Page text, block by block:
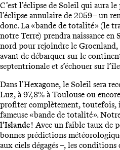
C’est l’éclipse de Soleil qui aura
l’éclipse annulaire de 2059 – un
donc. La « bande de totalité » (le
notre Terre) prendra naissance
nord pour rejoindre le Groenland,
avant de débarquer sur le
septentrionale et s’échouer sur
Dans l’Hexagone, le Soleil sera
Luz, à 97,8% à Toulouse ou
profiter complètement, toutefois,
fameuse « bande de totalité ».
l’Islande! Avec un faible taux de
bonnes prédictions
aux ciels dégagés –, les